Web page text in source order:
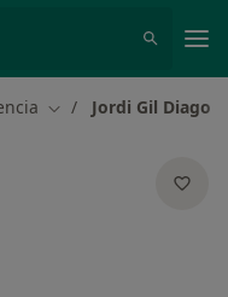
Cambiar de ciudad
Jordi Gil Diago